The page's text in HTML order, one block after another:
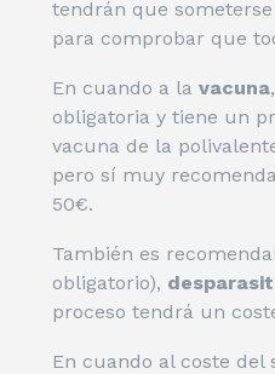
tendrán que
para comprobar que
En cuando a la vacuna
obligatoria y tiene un
vacuna de la
pero sí muy
50€.
También es
obligatorio),
proceso tendrá un
En cuando al coste del